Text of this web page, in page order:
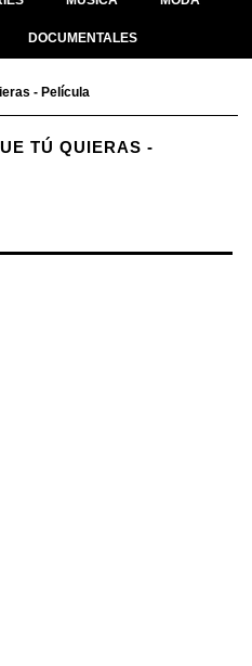
DOCUMENTALES
- Película
TÚ QUIERAS -